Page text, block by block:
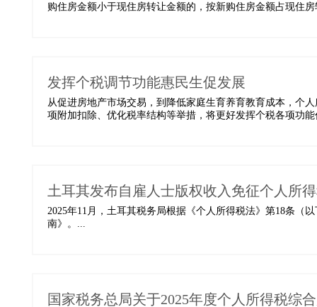
购住房金额小于现住房转让金额的，按新购住房金额占现住
发挥个税调节功能惠民生促发展
从促进房地产市场交易，到降低家庭生育养育教育成本，个
项附加扣除、优化税率结构等举措，将更好发挥个税各项功
土耳其发布自雇人士版权收入免征个人所
2025年11月，土耳其税务局根据《个人所得税法》第18条（
南》。...
国家税务总局关于2025年度个人所得税综